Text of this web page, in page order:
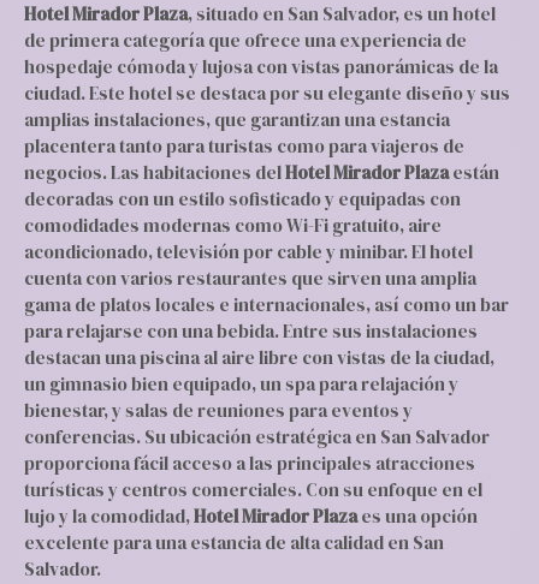
Hotel Mirador Plaza, situado en San Salvador, es un hotel
de primera categoría que ofrece una experiencia de
hospedaje cómoda y lujosa con vistas panorámicas de la
ciudad. Este hotel se destaca por su elegante diseño y sus
amplias instalaciones, que garantizan una estancia
placentera tanto para turistas como para viajeros de
negocios. Las habitaciones delHotel Mirador Plazaestán
decoradas con un estilo sofisticado y equipadas con
comodidades modernas como Wi-Fi gratuito, aire
acondicionado, televisión por cable y minibar. El hotel
cuenta con varios restaurantes que sirven una amplia
gama de platos locales e internacionales, así como un bar
para relajarse con una bebida. Entre sus instalaciones
destacan una piscina al aire libre con vistas de la ciudad,
un gimnasio bien equipado, un spa para relajación y
bienestar, y salas de reuniones para eventos y
conferencias. Su ubicación estratégica en San Salvador
proporciona fácil acceso a las principales atracciones
turísticas y centros comerciales. Con su enfoque en el
lujo y la comodidad,Hotel Mirador Plazaes una opción
excelente para una estancia de alta calidad en San
Salvador.